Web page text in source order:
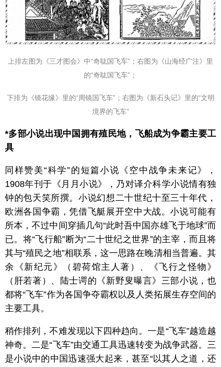
上排左图为《三才图会》中“奇耾国飞车”；右图为《山海经广注》里
的“奇耾国飞车”；
下排为《镜花缘》里的“周镜国飞车”；右图为《新石头记》里的“文明
境界的飞车”
*多部小说出现中国拥有殖民地，飞船成为争霸主要工
具
同样赞美“科学”的短篇小说《空中战争未来记》，
1908年刊于《月月小说》，乃对译介科学小说情有独
钟的包天笑所撰。小说幻想二十世纪十至三十年代，
欧洲各国争霸，凭借飞艇展开空中大战。小说可能有
所本，不过中间穿插几句“此时吾中国亦雄飞于地球”而
已。将“飞行船”断为“二十世纪之世界”的主宰，而且将
其与“殖民之地”相联系，这一思路在晚清相当普遍。其
余《新纪元》（碧荷馆主人著）、《飞行之怪物》
（肝若著）、陆士谔的《新野叟曝言》三部小说，也
都将“飞车”作为各国争夺霸权以及人类拓展生存空间的
主要工具。
稍作排列，不难发现以下四种趋向。一是“飞车”越造越
神奇。二是“飞车”由交通工具迅速转变为战争武器。三
是小说中的中国迅速强大起来，甚至“以其人之道，还